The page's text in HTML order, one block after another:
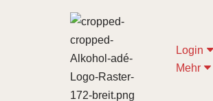
Login
Mehr